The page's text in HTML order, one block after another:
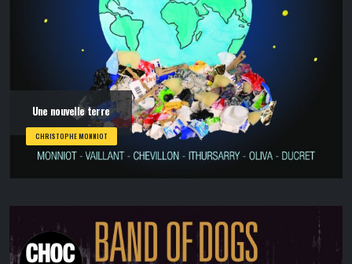
Une nouvelle terre
CHRISTOPHE MONNIOT